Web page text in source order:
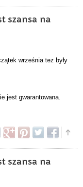
szansa na
września tez były
jest gwarantowana.
szansa na